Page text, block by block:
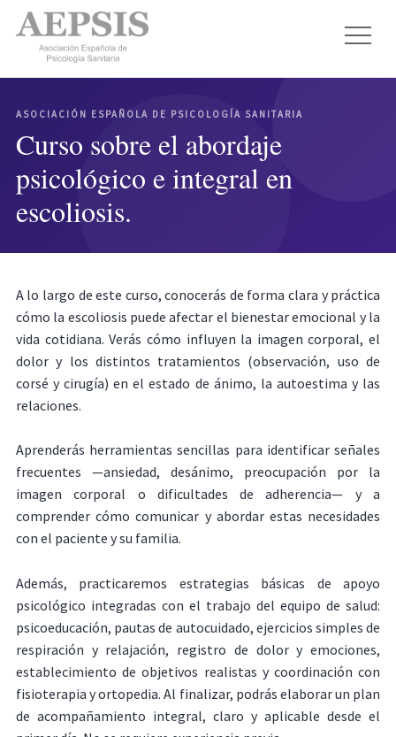
ASOCIACIÓN ESPAÑOLA DE PSICOLOGÍA SANITARIA
Curso sobre el abordaje
psicológico e integral en
escoliosis.
A lo largo de este curso, conocerás de forma clara y práctica
cómo la escoliosis puede afectar el bienestar emocional y la
vida cotidiana. Verás cómo influyen la imagen corporal, el
dolor y los distintos tratamientos (observación, uso de
corsé y cirugía) en el estado de ánimo, la autoestima y las
relaciones.
Aprenderás herramientas sencillas para identificar señales
frecuentes —ansiedad, desánimo, preocupación por la
imagen corporal o dificultades de adherencia— y a
comprender cómo comunicar y abordar estas necesidades
con el paciente y su familia.
Además, practicaremos estrategias básicas de apoyo
psicológico integradas con el trabajo del equipo de salud:
psicoeducación, pautas de autocuidado, ejercicios simples de
respiración y relajación, registro de dolor y emociones,
establecimiento de objetivos realistas y coordinación con
fisioterapia y ortopedia. Al finalizar, podrás elaborar un plan
de acompañamiento integral, claro y aplicable desde el